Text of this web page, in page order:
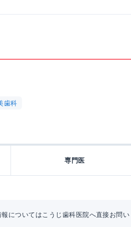
歯科
専門医
についてはこうじ歯科医院へ直接お問い